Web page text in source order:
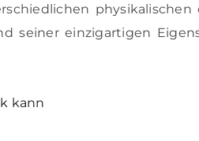
seiner einzigartigen
kann